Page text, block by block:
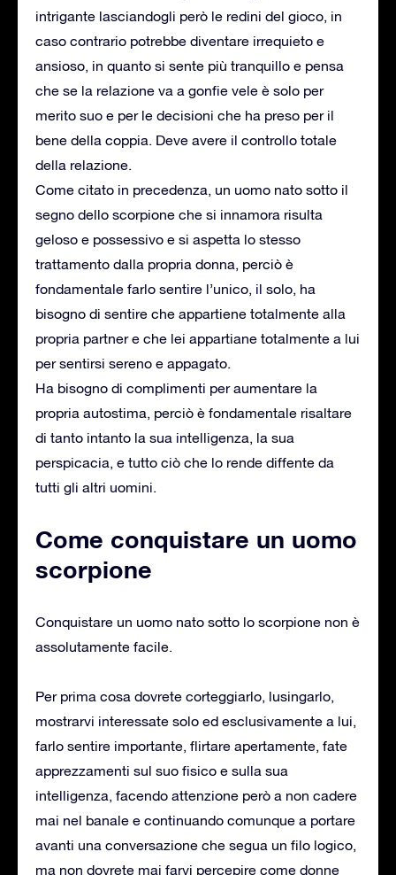
intrigante lasciandogli però le redini del gioco, in
caso contrario potrebbe diventare irrequieto e
ansioso, in quanto si sente più tranquillo e pensa
che se la relazione va a gonfie vele è solo per
merito suo e per le decisioni che ha preso per il
bene della coppia. Deve avere il controllo totale
della relazione.
Come citato in precedenza, un uomo nato sotto il
segno dello scorpione che si innamora risulta
geloso e possessivo e si aspetta lo stesso
trattamento dalla propria donna, perciò è
fondamentale farlo sentire l’unico, il solo, ha
bisogno di sentire che appartiene totalmente alla
propria partner e che lei appartiane totalmente a lui
per sentirsi sereno e appagato.
Ha bisogno di complimenti per aumentare la
propria autostima, perciò è fondamentale risaltare
di tanto intanto la sua intelligenza, la sua
perspicacia, e tutto ciò che lo rende diffente da
tutti gli altri uomini.
Come conquistare un uomo
scorpione
Conquistare un uomo nato sotto lo scorpione non è
assolutamente facile.
Per prima cosa dovrete corteggiarlo, lusingarlo,
mostrarvi interessate solo ed esclusivamente a lui,
farlo sentire importante, flirtare apertamente, fate
apprezzamenti sul suo fisico e sulla sua
intelligenza, facendo attenzione però a non cadere
mai nel banale e continuando comunque a portare
avanti una conversazione che segua un filo logico,
ma non dovrete mai farvi percepire come donne